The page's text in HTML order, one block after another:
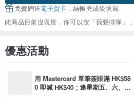
免費贈送電子賀卡 ，結帳完成後填寫
此商品目前沒現貨，你可以按「我要排隊」
優惠活動
用 Mastercard 單筆簽賬滿 HK$58
0 即減 HK$40；逢星期五、六、日